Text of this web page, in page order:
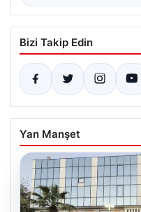
Bizi Takip Edin
Yan Manşet